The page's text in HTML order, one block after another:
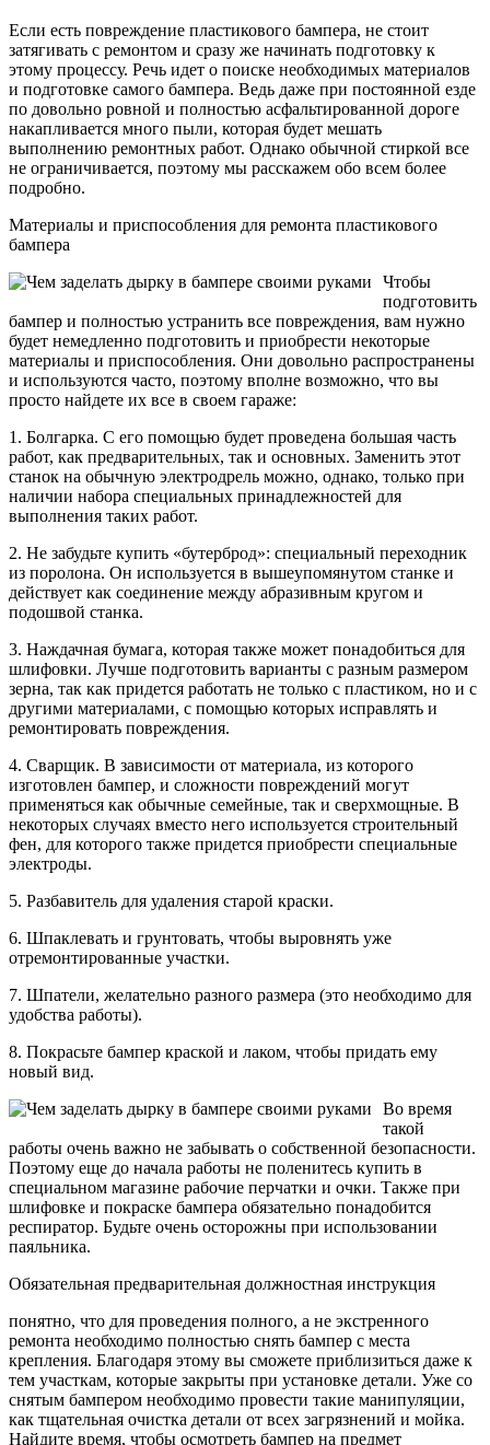
Если есть повреждение пластикового бампера, не стоит
затягивать с ремонтом и сразу же начинать подготовку к
этому процессу. Речь идет о поиске необходимых материалов
и подготовке самого бампера. Ведь даже при постоянной езде
по довольно ровной и полностью асфальтированной дороге
накапливается много пыли, которая будет мешать
выполнению ремонтных работ. Однако обычной стиркой все
не ограничивается, поэтому мы расскажем обо всем более
подробно.
Материалы и приспособления для ремонта пластикового
бампера
Чтобы
подготовить
бампер и полностью устранить все повреждения, вам нужно
будет немедленно подготовить и приобрести некоторые
материалы и приспособления. Они довольно распространены
и используются часто, поэтому вполне возможно, что вы
просто найдете их все в своем гараже:
1. Болгарка. С его помощью будет проведена большая часть
работ, как предварительных, так и основных. Заменить этот
станок на обычную электродрель можно, однако, только при
наличии набора специальных принадлежностей для
выполнения таких работ.
2. Не забудьте купить «бутерброд»: специальный переходник
из поролона. Он используется в вышеупомянутом станке и
действует как соединение между абразивным кругом и
подошвой станка.
3. Наждачная бумага, которая также может понадобиться для
шлифовки. Лучше подготовить варианты с разным размером
зерна, так как придется работать не только с пластиком, но и с
другими материалами, с помощью которых исправлять и
ремонтировать повреждения.
4. Сварщик. В зависимости от материала, из которого
изготовлен бампер, и сложности повреждений могут
применяться как обычные семейные, так и сверхмощные. В
некоторых случаях вместо него используется строительный
фен, для которого также придется приобрести специальные
электроды.
5. Разбавитель для удаления старой краски.
6. Шпаклевать и грунтовать, чтобы выровнять уже
отремонтированные участки.
7. Шпатели, желательно разного размера (это необходимо для
удобства работы).
8. Покрасьте бампер краской и лаком, чтобы придать ему
новый вид.
Во время
такой
работы очень важно не забывать о собственной безопасности.
Поэтому еще до начала работы не поленитесь купить в
специальном магазине рабочие перчатки и очки. Также при
шлифовке и покраске бампера обязательно понадобится
респиратор. Будьте очень осторожны при использовании
паяльника.
Обязательная предварительная должностная инструкция
понятно, что для проведения полного, а не экстренного
ремонта необходимо полностью снять бампер с места
крепления. Благодаря этому вы сможете приблизиться даже к
тем участкам, которые закрыты при установке детали. Уже со
снятым бампером необходимо провести такие манипуляции,
как тщательная очистка детали от всех загрязнений и мойка.
Найдите время, чтобы осмотреть бампер на предмет